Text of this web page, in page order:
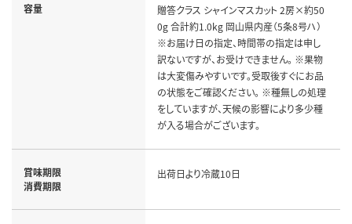
容量
贈答クラス シャインマスカット 2房×約50
0g 合計約1.0kg 岡山県内産（5条8号ハ）
※お届け日の指定、時間帯の指定は申し
訳ないですが、お受けできません。 ※果物
は大変傷みやすいです。受取後すぐにお品
の状態をご確認ください。 ※種無しの処理
をしていますが、天候の影響により多少種
が入る場合がございます。
賞味期限
消費期限
出荷日より冷蔵10日